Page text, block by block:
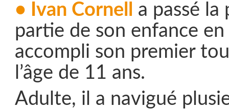
• Ivan Cornell
a passé la
partie de son enfance
accompli son premier
l’âge de 11 ans.
Adulte, il a navigué